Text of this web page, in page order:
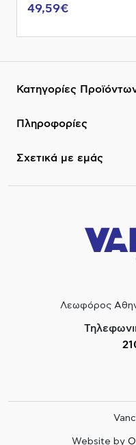
49,59€
Κατηγορίες
Πληροφορίες
Σχετικά με εμάς
Λεωφόρος
Website by